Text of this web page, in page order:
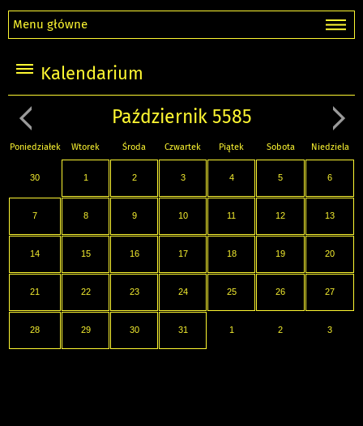
Menu główne
Kalendarium
Październik 5585
Poniedziałek Wtorek Środa Czwartek Piątek Sobota Niedziela
30 1 2 3 4 5 6
7 8 9 10 11 12 13
14 15 16 17 18 19 20
21 22 23 24 25 26 27
28 29 30 31 1 2 3